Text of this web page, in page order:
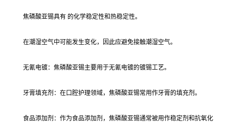
焦磷酸亚锡具有 的化学稳定性和热稳定性。
在潮湿空气中可能发生变化，因此应避免接触潮湿空气。
无氰电镀：焦磷酸亚锡主要用于无氰电镀的镀锡工艺。
牙膏填充剂：在口腔护理领域，焦磷酸亚锡常用作牙膏的填充剂。
食品添加剂：作为食品添加剂，焦磷酸亚锡通常被用作稳定剂和抗氧化